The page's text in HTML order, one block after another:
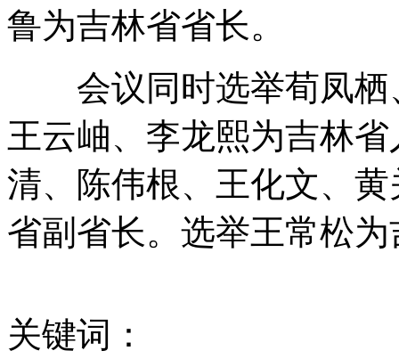
保姆摔伤腰被扔出门 雇主称其敲诈
重庆不雅视频爆料人称还有高官视频
鲁为吉林省省长。
会议同时选举荀凤栖
王云岫、李龙熙为吉林
清、陈伟根、王化文、
省副省长。选举王常松
关键词：